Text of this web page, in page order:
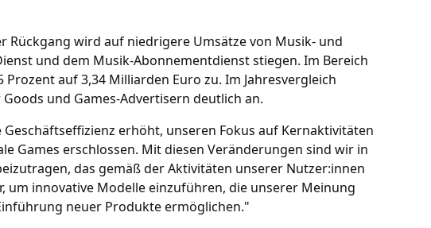
Rückgang wird auf niedrigere Umsätze von Musik- und
und dem Musik-Abonnementdienst stiegen. Im Bereich
auf 3,34 Milliarden Euro zu. Im Jahresvergleich
und Games-Advertisern deutlich an.
erhöht, unseren Fokus auf Kernaktivitäten
Games erschlossen. Mit diesen Veränderungen sind wir in
das gemäß der Aktivitäten unserer Nutzer:innen
innovative Modelle einzuführen, die unserer Meinung
neuer Produkte ermöglichen."